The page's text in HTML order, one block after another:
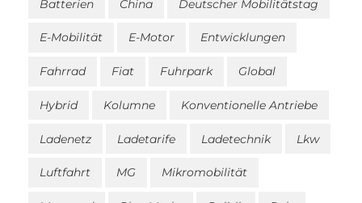
Batterien China Deutscher Mobilitätstag
E-Mobilität E-Motor Entwicklungen
Fahrrad Fiat Fuhrpark Global
Hybrid Kolumne Konventionelle Antriebe
Ladenetz Ladetarife Ladetechnik Lkw
Luftfahrt MG Mikromobilität